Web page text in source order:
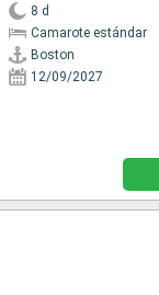
8 d
Camarote estándar
Boston
12/09/2027